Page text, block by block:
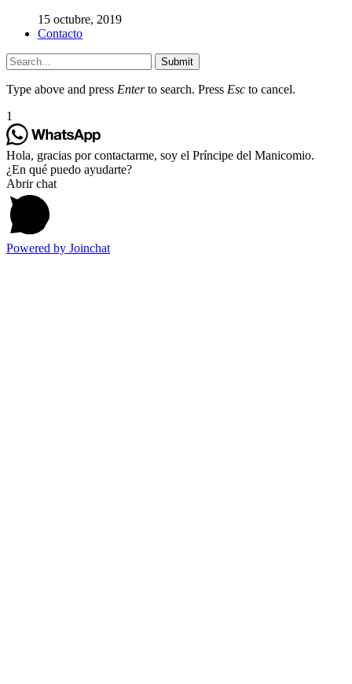
15 octubre, 2019
Contacto
Submit
Type above and press Enterto search. Press Esc to cancel.
1
Hola, gracias por contactarme, soy el Príncipe del Manicomio.
¿En qué puedo ayudarte?
Abrir chat
Powered by Joinchat